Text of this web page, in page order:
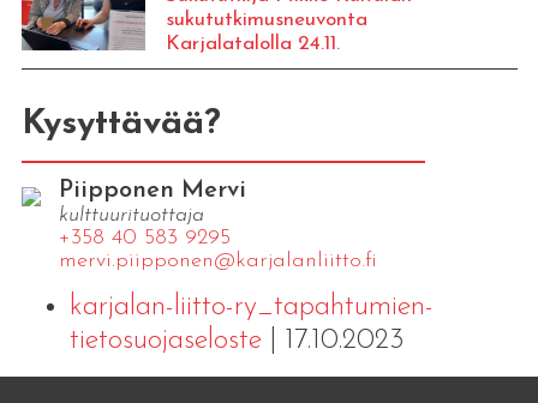
sukututkimusneuvonta
Karjalatalolla 24.11.
Kysyttävää?
Piipponen Mervi
kulttuurituottaja
+358 40 583 9295
mervi.​piipponen@​kar​jala​nlii​tto.​fi
karjalan-liitto-ry_tapahtumien-
tietosuojaseloste| 17.10.2023